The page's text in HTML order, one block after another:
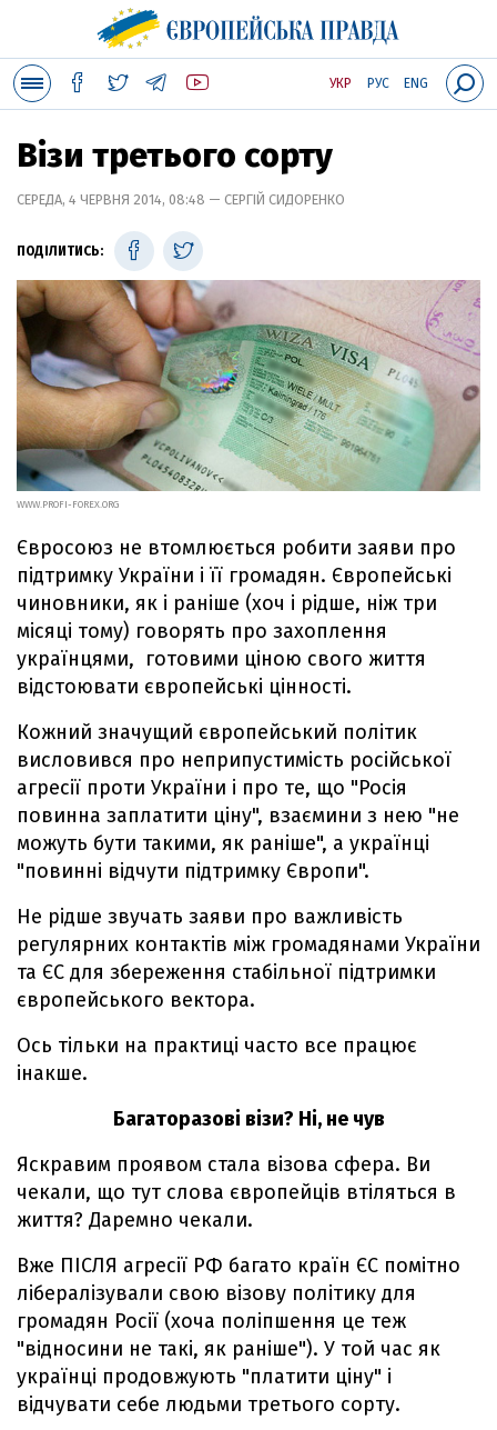
УКР РУС ENG
Візи третього сорту
СЕРЕДА, 4 ЧЕРВНЯ 2014, 08:48 — СЕРГІЙ СИДОРЕНКО
ПОДІЛИТИСЬ:
WWW.PROFI-FOREX.ORG
Євросоюз не втомлюється робити заяви про
підтримку України і її громадян. Європейські
чиновники, як і раніше (хоч і рідше, ніж три
місяці тому) говорять про захоплення
українцями, готовими ціною свого життя
відстоювати європейські цінності.
Кожний значущий європейський політик
висловився про неприпустимість російської
агресії проти України і про те, що "Росія
повинна заплатити ціну", взаємини з нею "не
можуть бути такими, як раніше", а українці
"повинні відчути підтримку Європи".
Не рідше звучать заяви про важливість
регулярних контактів між громадянами України
та ЄС для збереження стабільної підтримки
європейського вектора.
Ось тільки на практиці часто все працює
інакше.
Багаторазові візи? Ні, не чув
Яскравим проявом стала візова сфера. Ви
чекали, що тут слова європейців втіляться в
життя? Даремно чекали.
Вже ПІСЛЯ агресії РФ багато країн ЄС помітно
лібералізували свою візову політику для
громадян Росії (хоча поліпшення це теж
"відносини не такі, як раніше"). У той час як
українці продовжують "платити ціну" і
відчувати себе людьми третього сорту.